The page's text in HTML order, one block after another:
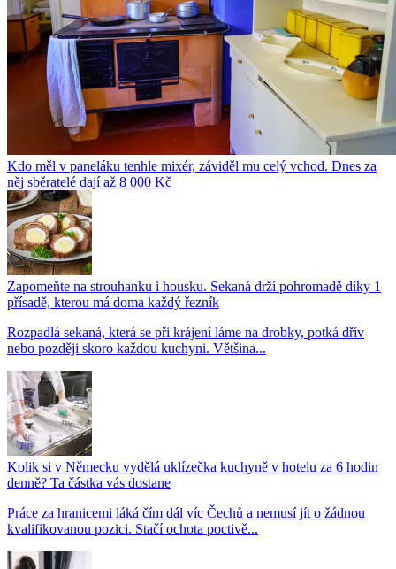
Kdo měl v paneláku tenhle mixér, záviděl mu celý vchod. Dnes za
něj sběratelé dají až 8 000 Kč
Zapomeňte na strouhanku i housku. Sekaná drží pohromadě díky 1
přísadě, kterou má doma každý řezník
Rozpadlá sekaná, která se při krájení láme na drobky, potká dřív
nebo později skoro každou kuchyni. Většina...
Kolik si v Německu vydělá uklízečka kuchyně v hotelu za 6 hodin
denně? Ta částka vás dostane
Práce za hranicemi láká čím dál víc Čechů a nemusí jít o žádnou
kvalifikovanou pozici. Stačí ochota poctivě...